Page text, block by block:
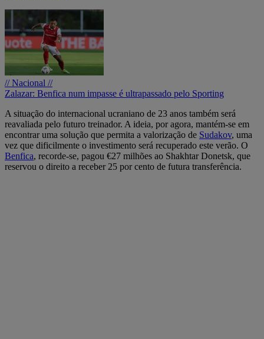
// Nacional //
Zalazar: Benfica num impasse é ultrapassado pelo Sporting
A situação do internacional ucraniano de 23 anos também será
reavaliada pelo futuro treinador. A ideia, por agora, mantém-se em
encontrar uma solução que permita a valorização de Sudakov, uma
vez que dificilmente o investimento será recuperado este verão. O
Benfica, recorde-se, pagou €27 milhões ao Shakhtar Donetsk, que
reservou o direito a receber 25 por cento de futura transferência.